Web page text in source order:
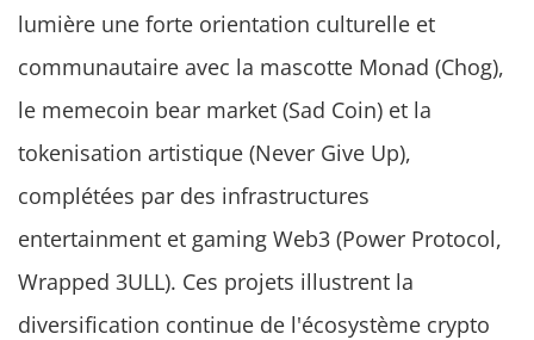
lumière une forte orientation culturelle et
communautaire avec la mascotte Monad (Chog),
le memecoin bear market (Sad Coin) et la
tokenisation artistique (Never Give Up),
complétées par des infrastructures
entertainment et gaming Web3 (Power Protocol,
Wrapped 3ULL). Ces projets illustrent la
diversification continue de l'écosystème crypto